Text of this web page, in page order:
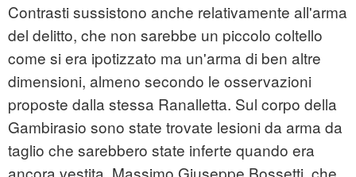
Contrasti sussistono anche relativamente all'arma
del delitto, che non sarebbe un piccolo coltello
come si era ipotizzato ma un'arma di ben altre
dimensioni, almeno secondo le osservazioni
proposte dalla stessa Ranalletta. Sul corpo della
Gambirasio sono state trovate lesioni da arma da
taglio che sarebbero state inferte quando era